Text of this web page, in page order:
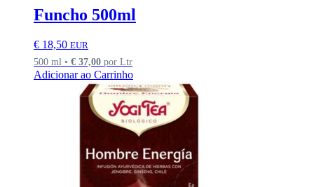
Funcho 500ml
€ 18,50 EUR
500 ml • € 37,00 por Ltr
Adicionar ao Carrinho